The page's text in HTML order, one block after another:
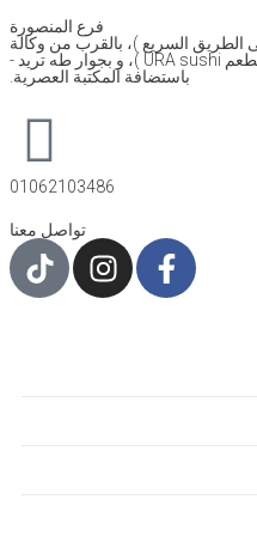
فرع المنصورة
الطريق السريع )، بالقرب من وكالة
المنصورة بحي الجامعة ( بجوار مطعم URA sushi )، و بجوار طه تريد -
باستضافة المكتبة العصرية.
01062103486
تواصل معنا